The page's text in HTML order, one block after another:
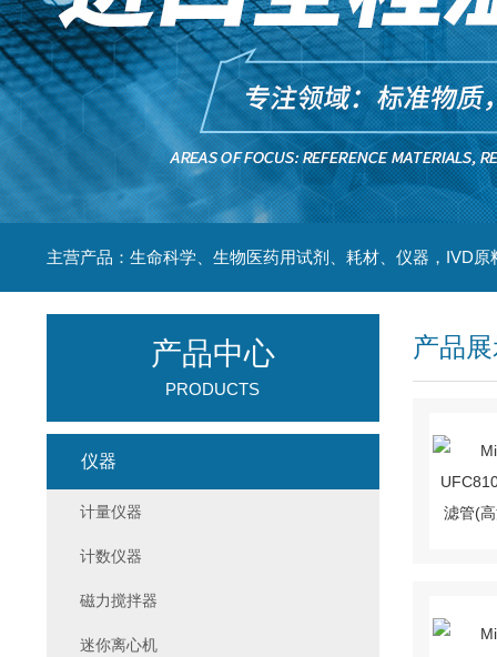
主营产品：生命科学、生物医药用试剂、耗材、仪器，IVD原
产品
产品中心
PRODUCTS
仪器
计量仪器
计数仪器
磁力搅拌器
迷你离心机